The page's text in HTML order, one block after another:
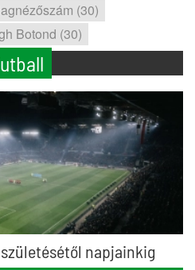
(30)
Botond (30)
napjainkig